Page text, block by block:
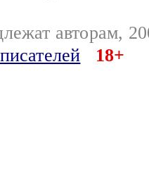
авторам,
18+